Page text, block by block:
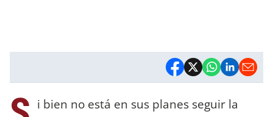
i bien no está en sus planes seguir la